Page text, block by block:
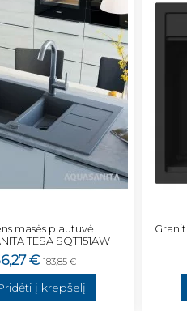
masės plautuvė
TESA SQT151AW
€ 183,85 €
į krepšelį